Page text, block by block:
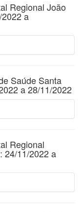
Regional João
a
24H - SEI63065037
24H - SEI62319038
- 24 H-HRJP-
Saúde Santa
a 28/11/2022
24H - SEI63910984
SEI61697091
Regional
24/11/2022 a